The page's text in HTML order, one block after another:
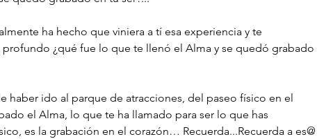
ha hecho que viniera a tí esa experiencia y te
profundo ¿qué fue lo que te llenó el Alma y se quedó grabado
haber ido al parque de atracciones, del paseo físico en el
el Alma, lo que te ha llamado para ser lo que has
es la grabación en el corazón… Recuerda...Recuerda a es@